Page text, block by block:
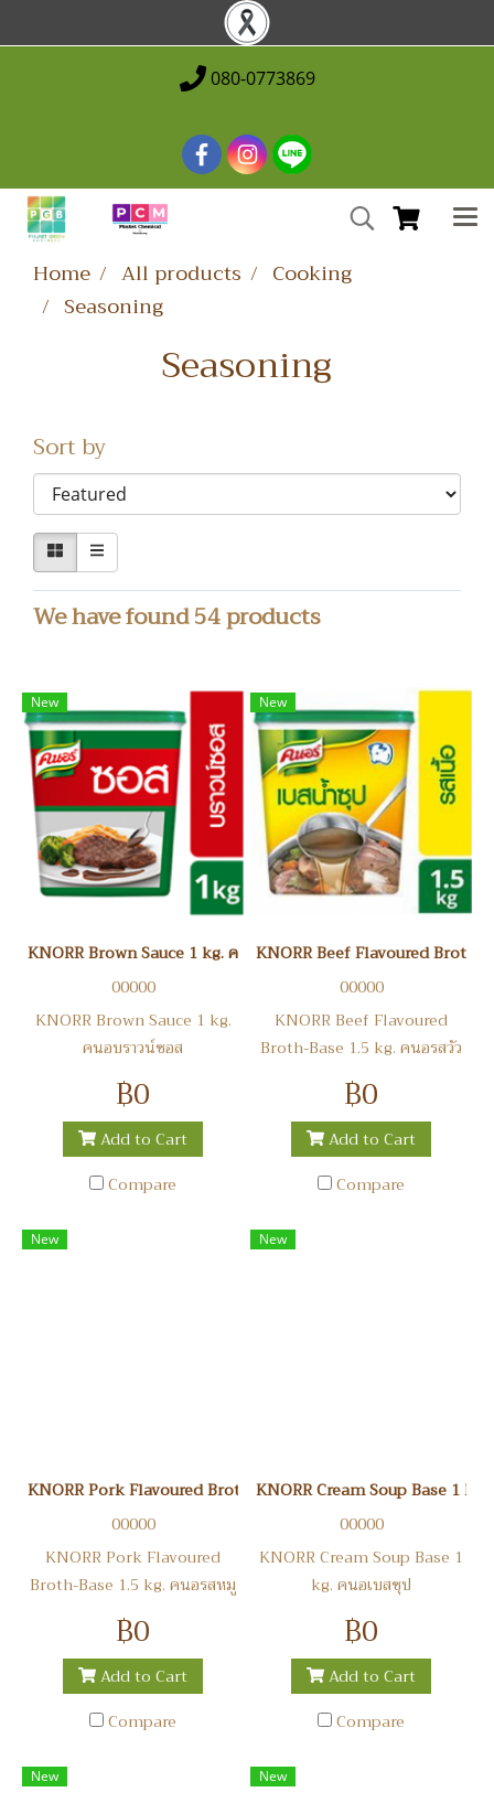
080-0773869
Home All products
Cooking
Seasoning
Seasoning
Sort by
We have found 54 products
New
KNORR Brown Sauce 1 kg. คนอบราวน์ซอส
00000
KNORR Brown Sauce 1 kg.
คนอบราวน์ซอส
฿0
Add to Cart
Compare
New
KNORR Beef Flavoured Broth-
00000
KNORR Beef Flavoured
Broth-Base 1.5 kg. คนอรสวัว
เบสน้ำซุป
฿0
Add to Cart
Compare
New
KNORR Pork Flavoured Broth-Base 1.5 kg. คนอรสหมูเบสน้ำซุป
00000
KNORR Pork Flavoured
Broth-Base 1.5 kg. คนอรสหมู
เบสน้ำซุป
฿0
Add to Cart
Compare
New
KNORR Cream Soup Base 1
00000
KNORR Cream Soup Base 1
kg. คนอเบสซุป
฿0
Add to Cart
Compare
New New